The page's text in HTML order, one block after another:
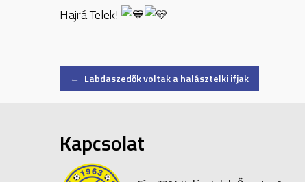
Hajrá Telek!
Post
← Labdaszedők voltak a halásztelki ifjak
Kapcsolat